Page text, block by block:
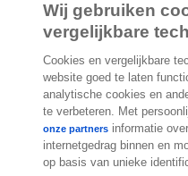
Vraag demo aan
2.000 specialisten
helpen
Wij gebruiken
vergelijkbare
Cookies en vergelijkbare
website goed te laten
analytische cookies en
te verbeteren. Met
onze partners informatie
internetgedrag binnen en
op basis van unieke